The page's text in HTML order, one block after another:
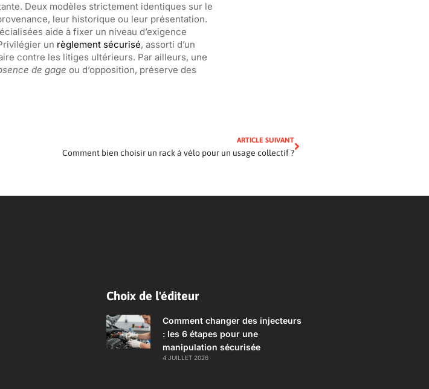
Deux modèles strictement identiques sur le
leur historique ou leur présentation.
aide à fixer un niveau d’exigence
un règlement sécurisé, assorti d’un
contre les litiges ultérieurs. Par ailleurs, une
de gage ou d’opposition, préserve des
ARTICLE SUIVANT
Comment bien choisir un rack à vélo pour un usage collectif ?
Choix de l'éditeur
Comment changer des injecteurs
: les 6 étapes pour une
manipulation sécurisée
4 JUILLET 2026